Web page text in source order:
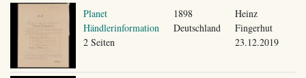
Planet
Händlerinformation
2 Seiten
1898
Deutschland
Heinz
Fingerhut
23.12.2019